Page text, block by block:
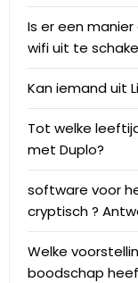
Is er een
wifi uit te
Kan iemand uit
Tot welke
met Duplo?
software voor
cryptisch ?
Welke
boodschap